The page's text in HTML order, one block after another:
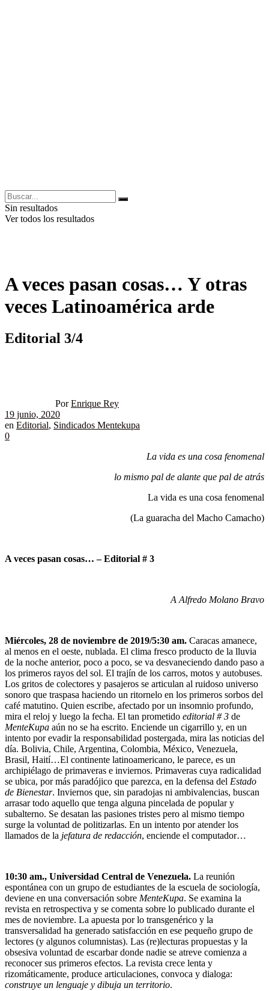
Sin resultados
Ver todos los resultados
A veces pasan cosas… Y otras
veces Latinoamérica arde
Editorial 3/4
Por Enrique Rey
19 junio, 2020
en Editorial, Sindicados Mentekupa
0
La vida es una cosa fenomenal
lo mismo pal de alante que pal de atrás
La vida es una cosa fenomenal
(La guaracha del Macho Camacho)
A veces pasan cosas… – Editorial # 3
A Alfredo Molano Bravo
Miércoles, 28 de noviembre de 2019/5:30 am. Caracas amanece,
al menos en el oeste, nublada. El clima fresco producto de la lluvia
de la noche anterior, poco a poco, se va desvaneciendo dando paso a
los primeros rayos del sol. El trajín de los carros, motos y autobuses.
Los gritos de colectores y pasajeros se articulan al ruidoso universo
sonoro que traspasa haciendo un ritornelo en los primeros sorbos del
café matutino. Quien escribe, afectado por un insomnio profundo,
mira el reloj y luego la fecha. El tan prometido editorial # 3 de
MenteKupa aún no se ha escrito. Enciende un cigarrillo y, en un
intento por evadir la responsabilidad postergada, mira las noticias del
día. Bolivia, Chile, Argentina, Colombia, México, Venezuela,
Brasil, Haití…El continente latinoamericano, le parece, es un
archipiélago de primaveras e inviernos. Primaveras cuya radicalidad
se ubica, por más paradójico que parezca, en la defensa del Estado
de Bienestar. Inviernos que, sin paradojas ni ambivalencias, buscan
arrasar todo aquello que tenga alguna pincelada de popular y
subalterno. Se desatan las pasiones tristes pero al mismo tiempo
surge la voluntad de politizarlas. En un intento por atender los
llamados de la jefatura de redacción, enciende el computador…
10:30 am., Universidad Central de Venezuela. La reunión
espontánea con un grupo de estudiantes de la escuela de sociología,
deviene en una conversación sobre MenteKupa. Se examina la
revista en retrospectiva y se comenta sobre lo publicado durante el
mes de noviembre. La apuesta por lo transgenérico y la
transversalidad ha generado satisfacción en ese pequeño grupo de
lectores (y algunos columnistas). Las (re)lecturas propuestas y la
obsesiva voluntad de escarbar donde nadie se atreve comienza a
reconocer sus primeros efectos. La revista crece lenta y
rizomáticamente, produce articulaciones, convoca y dialoga:
construye un lenguaje y dibuja un territorio.